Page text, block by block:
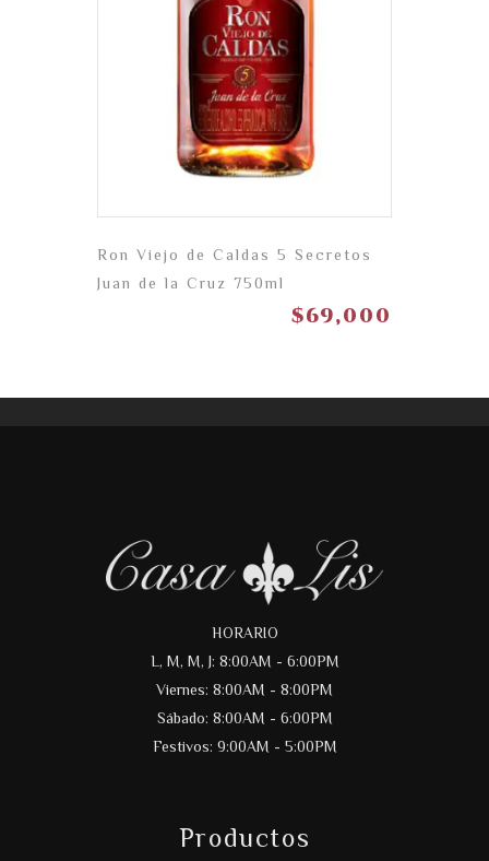
Ron Viejo de Caldas 5 Secretos
Juan de la Cruz 750ml
$69,000
HORARIO
L, M, M, J: 8:00AM - 6:00PM
Viernes: 8:00AM - 8:00PM
Sábado: 8:00AM - 6:00PM
Festivos: 9:00AM - 5:00PM
Productos